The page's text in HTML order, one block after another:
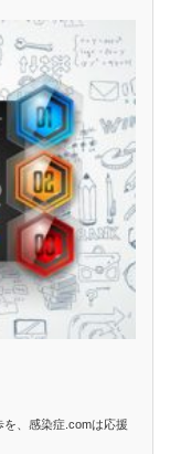
、感染症.comは応援